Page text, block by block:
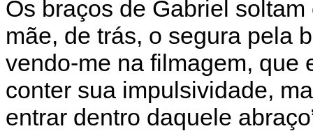
Os braços de Gabriel
mãe, de trás, o segura pela
vendo-me na filmagem, que
conter sua impulsividade,
entrar dentro daquele